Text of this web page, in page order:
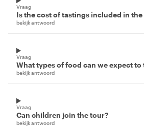
Vraag
Is the cost of tastings included in
bekijk antwoord
Vraag
What types of food can we expect to
bekijk antwoord
Vraag
Can children join the tour?
bekijk antwoord